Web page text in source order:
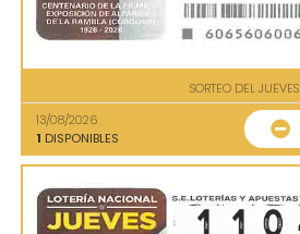
SORTEO DEL JUEVES
13/08/2026
1 DISPONIBLES